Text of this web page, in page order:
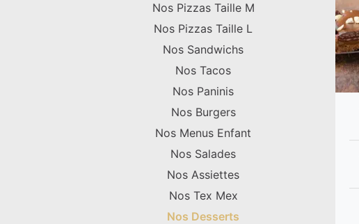
Nos Pizzas Taille M
Nos Pizzas Taille L
Nos Sandwichs
Nos Tacos
Nos Paninis
Nos Burgers
Nos Menus Enfant
Nos Salades
Nos Assiettes
Nos Tex Mex
Nos Desserts